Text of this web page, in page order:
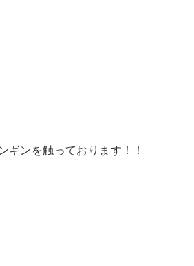
ギンを触っております！！